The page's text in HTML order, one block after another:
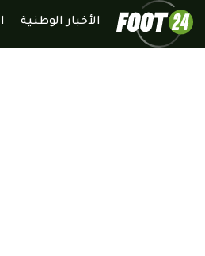
الأخبار الوطنية